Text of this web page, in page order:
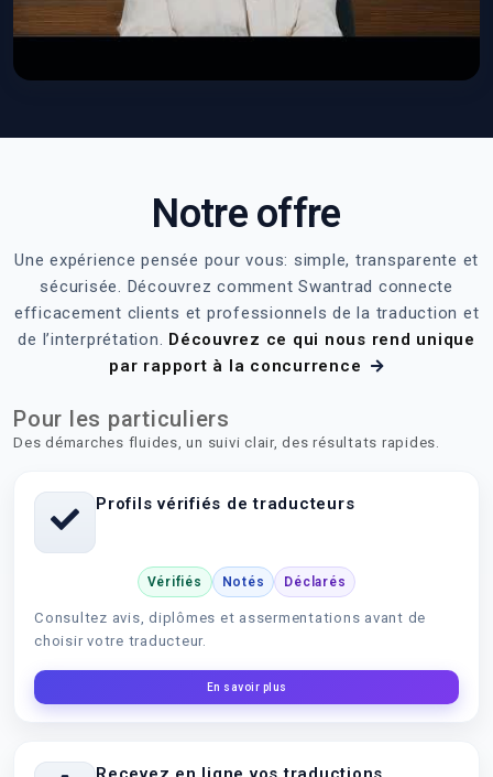
Notre offre
Une expérience pensée pour vous: simple, transparente et
sécurisée. Découvrez comment Swantrad connecte
efficacement clients et professionnels de la traduction et
de l’interprétation. Découvrez ce qui nous rend unique
par rapport à la concurrence
Pour les particuliers
Des démarches fluides, un suivi clair, des résultats rapides.
Profils vérifiés de traducteurs
Vérifiés Notés Déclarés
Consultez avis, diplômes et assermentations avant de
choisir votre traducteur.
En savoir plus